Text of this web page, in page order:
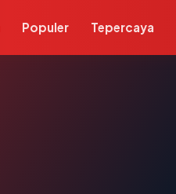
Populer Tepercaya